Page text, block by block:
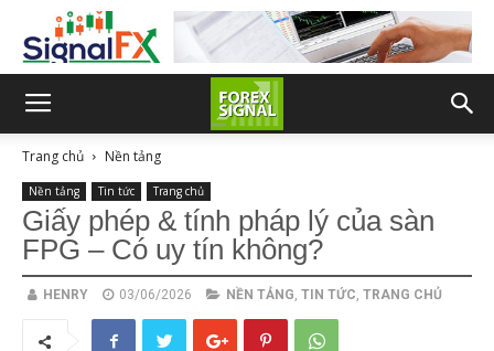
Trang chủ Nền tảng
Nền tảng Tin tức Trang chủ
Giấy phép & tính pháp lý của sàn
FPG – Có uy tín không?
HENRY 03/06/2026 NỀN TẢNG, TIN TỨC, TRANG CHỦ